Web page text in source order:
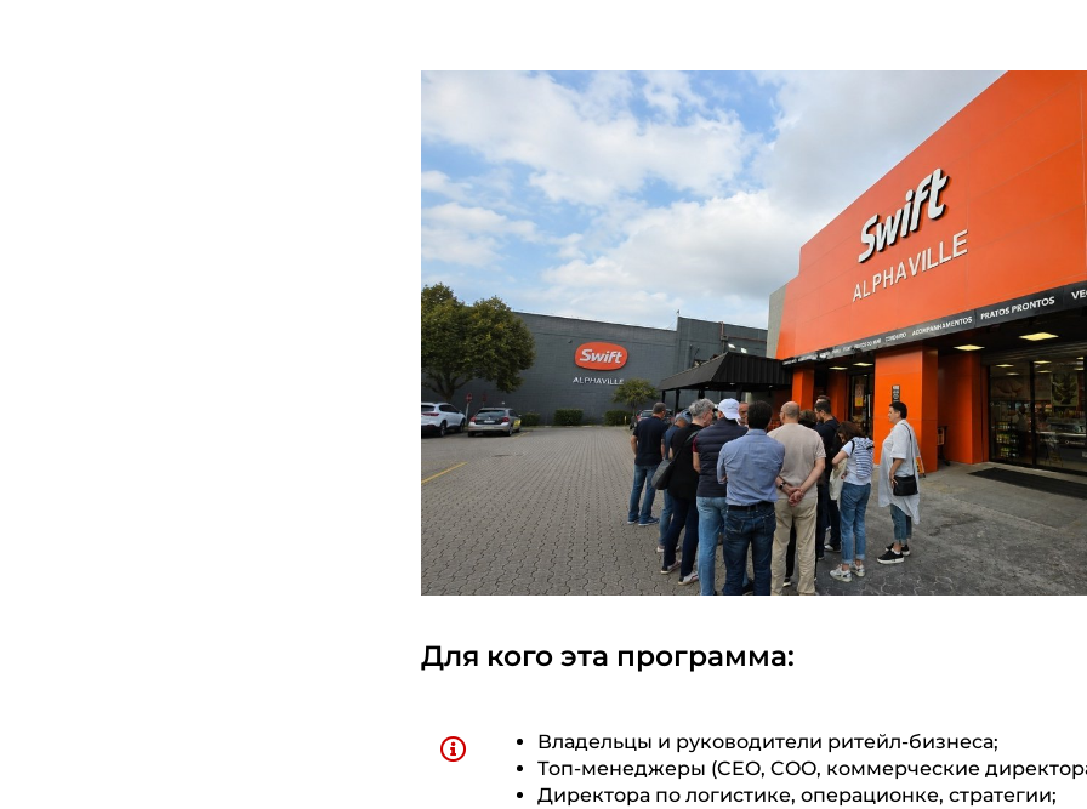
Для кого эта программа:
Владельцы и руководители ритейл-бизнеса;
Топ-менеджеры (CEO, COO, коммерческие
Директора по логистике, операционке, стратегии;